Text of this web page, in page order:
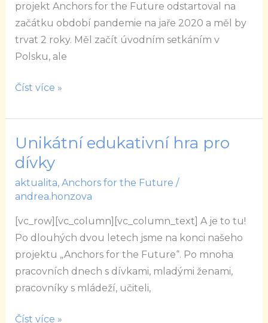
projekt Anchors for the Future odstartoval na
začátku období pandemie na jaře 2020 a měl by
trvat 2 roky. Měl začít úvodním setkáním v
Polsku, ale
Číst více »
Unikátní edukativní hra pro
dívky
aktualita, Anchors for the Future /
andrea.honzova
[vc_row][vc_column][vc_column_text] A je to tu!
Po dlouhých dvou letech jsme na konci našeho
projektu „Anchors for the Future“. Po mnoha
pracovních dnech s dívkami, mladými ženami,
pracovníky s mládeží, učiteli,
Unikátní
edukativní
Číst více »